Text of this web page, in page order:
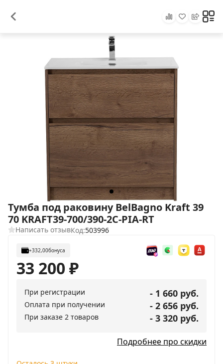
Тумба под раковину BelBagno Kraft 39
70 KRAFT39-700/390-2C-PIA-RT
Написать отзывКод:503996
+332,00бонуса
33 200₽
При регистрации - 1 660 руб.
Оплата при получении - 2 656 руб.
При заказе 2 товаров - 3 320 руб.
Подробнее про скидки